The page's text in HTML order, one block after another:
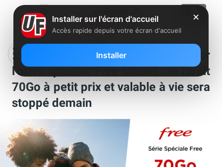
Plus que quelques heures pour
l’offre spéciale Free Mobile : le forait
70Go à petit prix et valable à vie sera
stoppé demain
✕
Installer sur l'écran d'accueil
Accès rapide depuis votre écran d'accueil
Installer